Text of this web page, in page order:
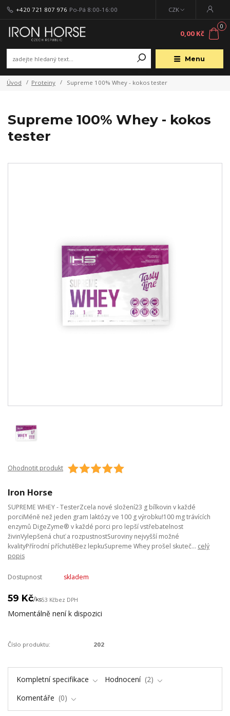
Menu
CZK
+420 721 807 976 Po-Pá 8:00-16:00
0
0,00 Kč
Úvod Proteiny Supreme 100% Whey - kokos tester
Supreme 100% Whey - kokos
tester
Ohodnotit produkt
Iron Horse
SUPREME WHEY - TesterZcela nové složení23 g bílkovin v každé
porciMéně než jeden gram laktózy ve 100 g výrobku!100 mg trávících
enzymů DigeZyme® v každé porci pro lepší vstřebatelnost
živinVylepšená chuť a rozpustnostSuroviny nejvyšší možné
kvalityPřírodní příchutěBez lepkuSupreme Whey prošel skuteč... celý
popis
Dostupnost skladem
59 Kč/ks53 Kčbez DPH
Momentálně není k dispozici
Číslo produktu: 202
Kompletní specifikace Hodnocení
2
Komentáře
0